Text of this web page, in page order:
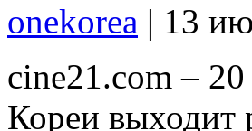
onekorea | 13
cine21.com –
Кореи выходит